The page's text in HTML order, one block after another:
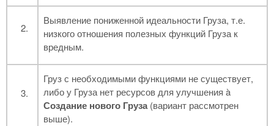
Выявление пониженной идеальности Груза, т.е.
низкого отношения полезных функций Груза к
вредным.
Груз с необходимыми функциями не существует,
либо у Груза нет ресурсов для улучшения à
Создание нового Груза(вариант рассмотрен
выше).